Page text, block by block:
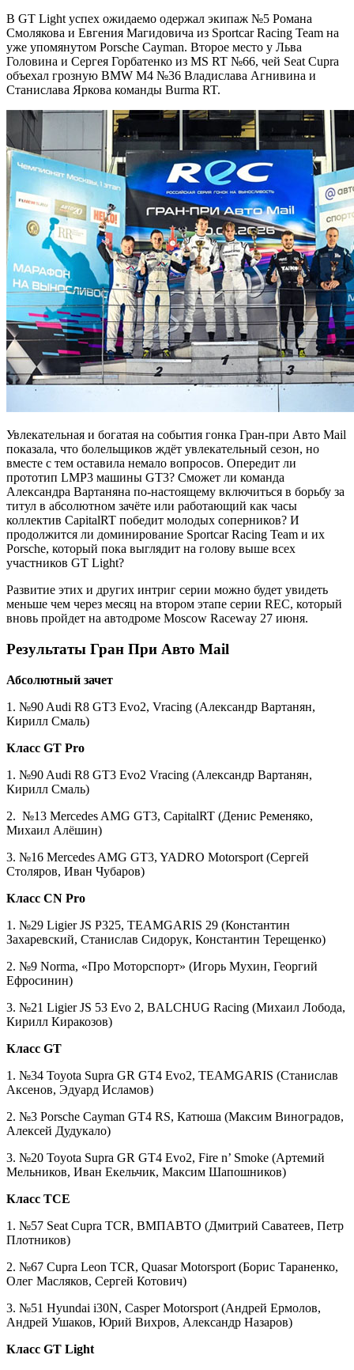
В GT Light успех ожидаемо одержал экипаж №5 Романа
Смолякова и Евгения Магидовича из Sportcar Racing Team на
уже упомянутом Porsche Cayman. Второе место у Льва
Головина и Сергея Горбатенко из MS RT №66, чей Seat Cupra
объехал грозную BMW М4 №36 Владислава Агнивина и
Станислава Яркова команды Burma RT.
Увлекательная и богатая на события гонка Гран-при Авто Mail
показала, что болельщиков ждёт увлекательный сезон, но
вместе с тем оставила немало вопросов. Опередит ли
прототип LMP3 машины GT3? Сможет ли команда
Александра Вартаняна по-настоящему включиться в борьбу за
титул в абсолютном зачёте или работающий как часы
коллектив CapitalRT победит молодых соперников? И
продолжится ли доминирование Sportcar Racing Team и их
Porsche, который пока выглядит на голову выше всех
участников GT Light?
Развитие этих и других интриг серии можно будет увидеть
меньше чем через месяц на втором этапе серии REC, который
вновь пройдет на автодроме Moscow Raceway 27 июня.
Результаты Гран При Авто Mail
Абсолютный зачет
1. №90 Audi R8 GT3 Evo2, Vracing (Александр Вартанян,
Кирилл Смаль)
Класс GT Pro
1. №90 Audi R8 GT3 Evo2 Vracing (Александр Вартанян,
Кирилл Смаль)
2. №13 Mercedes AMG GT3, CapitalRT (Денис Ременяко,
Михаил Алёшин)
3. №16 Mercedes AMG GT3, YADRO Motorsport (Сергей
Столяров, Иван Чубаров)
Класс CN Pro
1. №29 Ligier JS P325, TEAMGARIS 29 (Константин
Захаревский, Станислав Сидорук, Константин Терещенко)
2. №9 Norma, «Про Моторспорт» (Игорь Мухин, Георгий
Ефросинин)
3. №21 Ligier JS 53 Evo 2, BALCHUG Racing (Михаил Лобода,
Кирилл Киракозов)
Класс GT
1. №34 Toyota Supra GR GT4 Evo2, TEAMGARIS (Станислав
Аксенов, Эдуард Исламов)
2. №3 Porsche Cayman GT4 RS, Катюша (Максим Виноградов,
Алексей Дудукало)
3. №20 Toyota Supra GR GT4 Evo2, Fire n’ Smoke (Артемий
Мельников, Иван Екельчик, Максим Шапошников)
Класс TCE
1. №57 Seat Cupra TCR, ВМПАВТО (Дмитрий Саватеев, Петр
Плотников)
2. №67 Cupra Leon TCR, Quasar Motorsport (Борис Тараненко,
Олег Масляков, Сергей Котович)
3. №51 Hyundai i30N, Casper Motorsport (Андрей Ермолов,
Андрей Ушаков, Юрий Вихров, Александр Назаров)
Класс GT Light